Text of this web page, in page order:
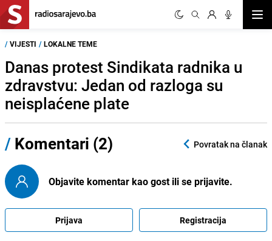
/ VIJESTI / LOKALNE TEME
Danas protest Sindikata radnika u
zdravstvu: Jedan od razloga su
neisplaćene plate
/ Komentari (2) Povratak na članak
Objavite komentar kao gost ili se prijavite.
Prijava Registracija